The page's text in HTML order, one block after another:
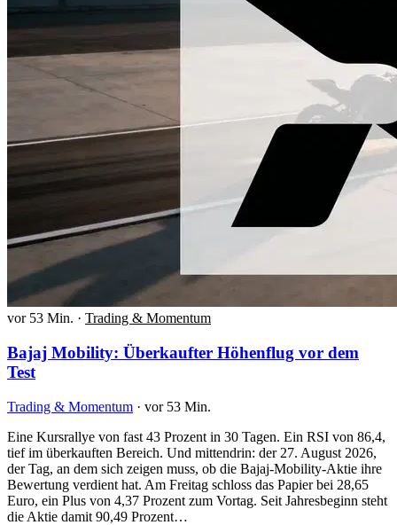
vor 53 Min. · Trading & Momentum
Bajaj Mobility: Überkaufter Höhenflug vor dem
Test
Trading & Momentum · vor 53 Min.
Eine Kursrallye von fast 43 Prozent in 30 Tagen. Ein RSI von 86,4,
tief im überkauften Bereich. Und mittendrin: der 27. August 2026,
der Tag, an dem sich zeigen muss, ob die Bajaj-Mobility-Aktie ihre
Bewertung verdient hat. Am Freitag schloss das Papier bei 28,65
Euro, ein Plus von 4,37 Prozent zum Vortag. Seit Jahresbeginn steht
die Aktie damit 90,49 Prozent…